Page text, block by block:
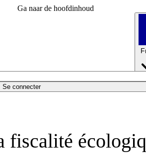
Ga naar de hoofdinhoud
Se connecter
fiscalité